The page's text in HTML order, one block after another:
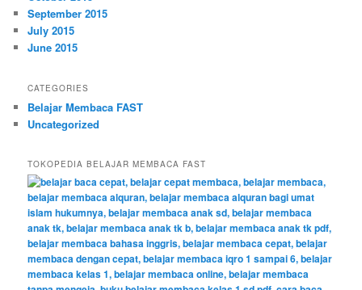
September 2015
July 2015
June 2015
CATEGORIES
Belajar Membaca FAST
Uncategorized
TOKOPEDIA BELAJAR MEMBACA FAST